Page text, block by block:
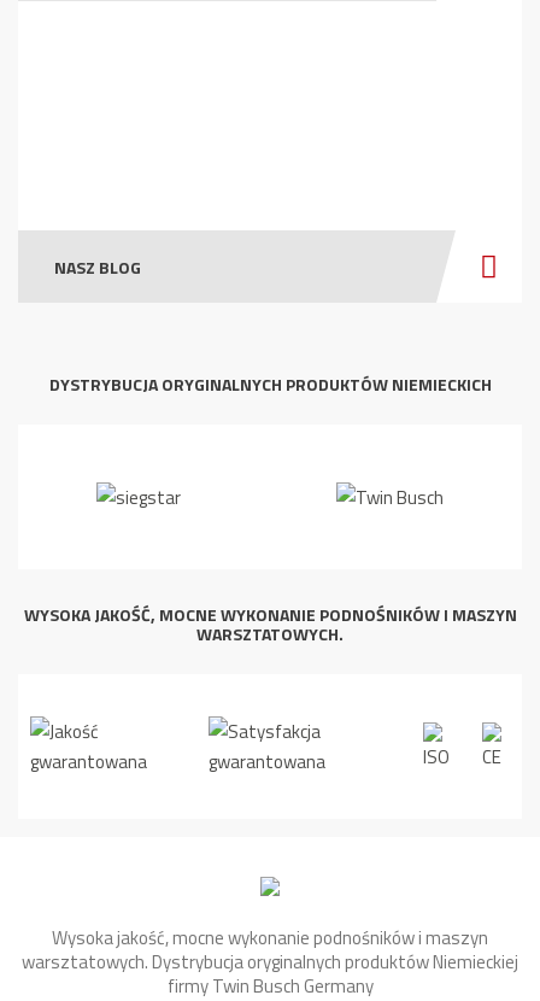
NASZ BLOG
DYSTRYBUCJA ORYGINALNYCH PRODUKTÓW NIEMIECKICH
WYSOKA JAKOŚĆ, MOCNE WYKONANIE PODNOŚNIKÓW I MASZYN
WARSZTATOWYCH.
Wysoka jakość, mocne wykonanie podnośników i maszyn
warsztatowych. Dystrybucja oryginalnych produktów Niemieckiej
firmy Twin Busch Germany